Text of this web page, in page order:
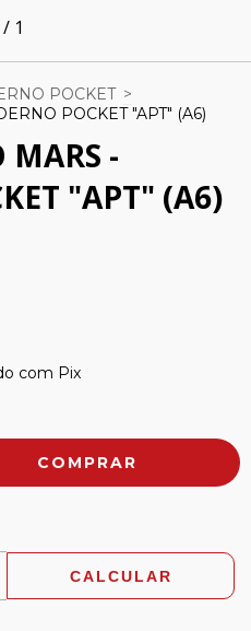
/ 1
POCKET >
POCKET "APT" (A6)
MARS -
"APT" (A6)
com Pix
CALCULAR